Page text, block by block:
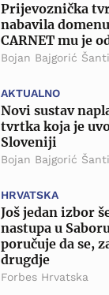
Prijevoznička
nabavila
CARNET mu je
Bojan Bajgorić
AKTUALNO
Novi sustav
tvrtka koja je
Sloveniji
Bojan Bajgorić
HRVATSKA
Još jedan izbor
nastupa u
poručuje da se,
drugdje
Forbes Hrvatska